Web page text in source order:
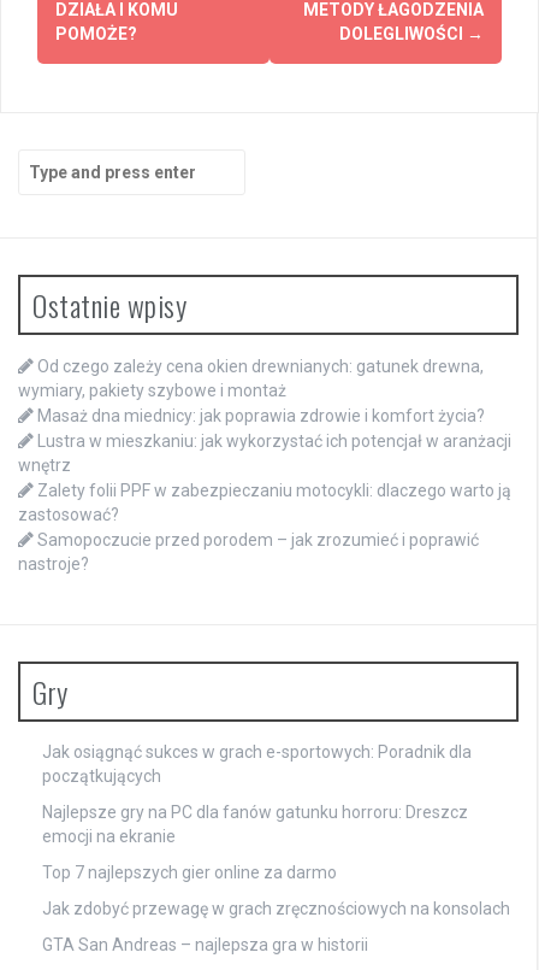
DZIAŁA I KOMU
POMOŻE?
METODY ŁAGODZENIA
DOLEGLIWOŚCI
→
for:
Ostatnie wpisy
Od czego zależy cena okien drewnianych: gatunek drewna,
wymiary, pakiety szybowe i montaż
Masaż dna miednicy: jak poprawia zdrowie i komfort życia?
Lustra w mieszkaniu: jak wykorzystać ich potencjał w aranżacji
wnętrz
Zalety folii PPF w zabezpieczaniu motocykli: dlaczego warto ją
zastosować?
Samopoczucie przed porodem – jak zrozumieć i poprawić
nastroje?
Gry
Jak osiągnąć sukces w grach e-sportowych: Poradnik dla
początkujących
Najlepsze gry na PC dla fanów gatunku horroru: Dreszcz
emocji na ekranie
Top 7 najlepszych gier online za darmo
Jak zdobyć przewagę w grach zręcznościowych na konsolach
GTA San Andreas – najlepsza gra w historii